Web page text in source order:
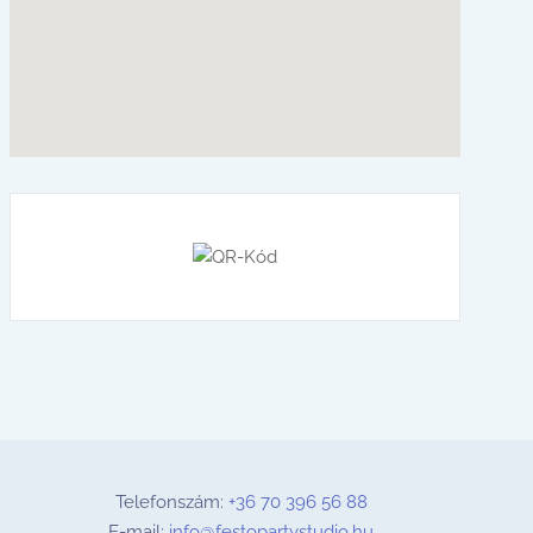
Telefonszám: +36 70 396 56 88